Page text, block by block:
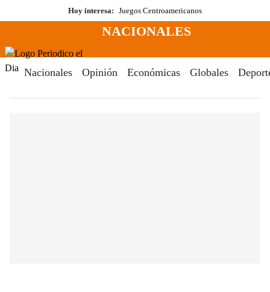
al
Hoy interesa: Juegos Centroamericanos
Menú
NACIONALES
Nacionales Opinión Económicas Globales